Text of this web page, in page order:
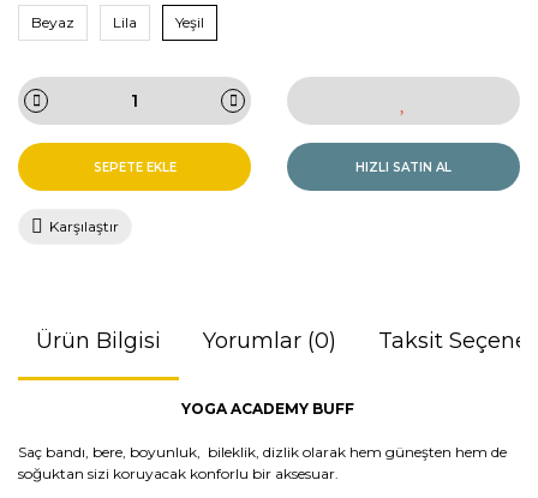
Beyaz Lila Yeşil
SEPETE EKLE HIZLI SATIN AL
Karşılaştır
Ürün Bilgisi Yorumlar (0) Taksit
YOGA ACADEMY BUFF
Saç bandı, bere, boyunluk, bileklik, dizlik olarak hem güneşten hem de
soğuktan sizi koruyacak konforlu bir aksesuar.